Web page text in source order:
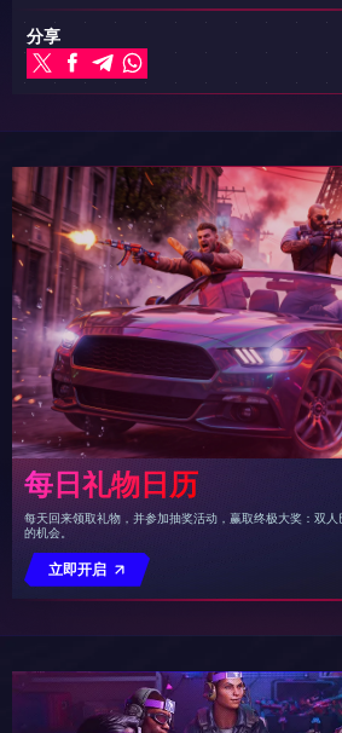
分享
每日礼物日历
每天回来领取礼物，并参加抽奖活动，赢取终极大奖：双
的机会。
立即开启